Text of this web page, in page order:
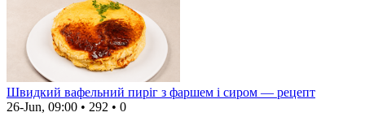
Швидкий вафельний пиріг з фаршем і сиром — рецепт
26-Jun, 09:00 • 292 • 0